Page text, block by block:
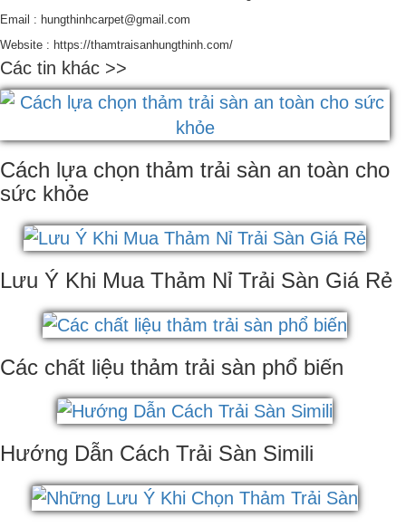
Email : hungthinhcarpet@gmail.com
Website : https://thamtraisanhungthinh.com/
Các tin khác >>
Cách lựa chọn thảm trải sàn an toàn cho
sức khỏe
Lưu Ý Khi Mua Thảm Nỉ Trải Sàn Giá Rẻ
Các chất liệu thảm trải sàn phổ biến
Hướng Dẫn Cách Trải Sàn Simili